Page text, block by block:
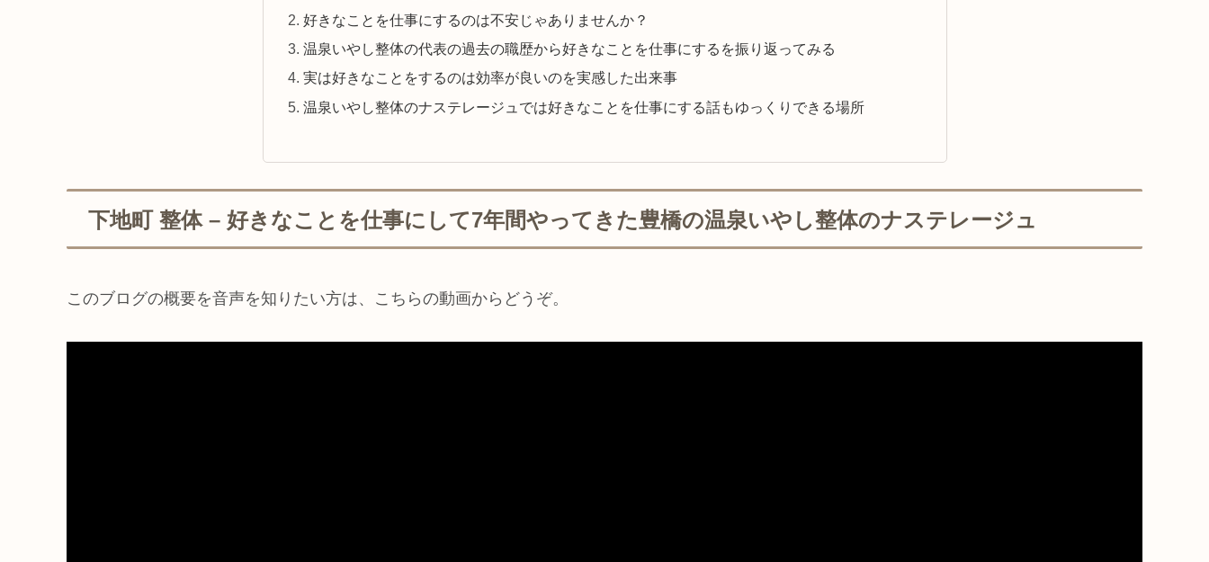
好きなことを仕事にするのは不安じゃありませんか？
温泉いやし整体の代表の過去の職歴から好きなことを仕事にするを振り返ってみる
実は好きなことをするのは効率が良いのを実感した出来事
温泉いやし整体のナステレージュでは好きなことを仕事にする話もゆっくりできる場所
下地町 整体 – 好きなことを仕事にして7年間やってきた豊橋の温泉いやし整体のナステレージュ
このブログの概要を音声を知りたい方は、こちらの動画からどうぞ。